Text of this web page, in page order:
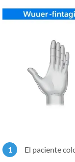
El paciente